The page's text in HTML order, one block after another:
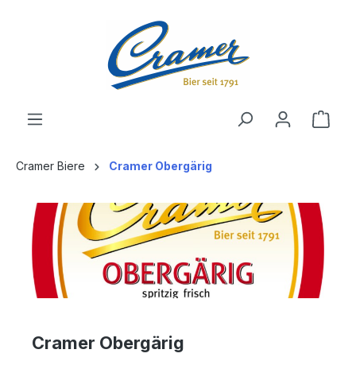
Cramer Biere Cramer Obergärig
Cramer Obergärig